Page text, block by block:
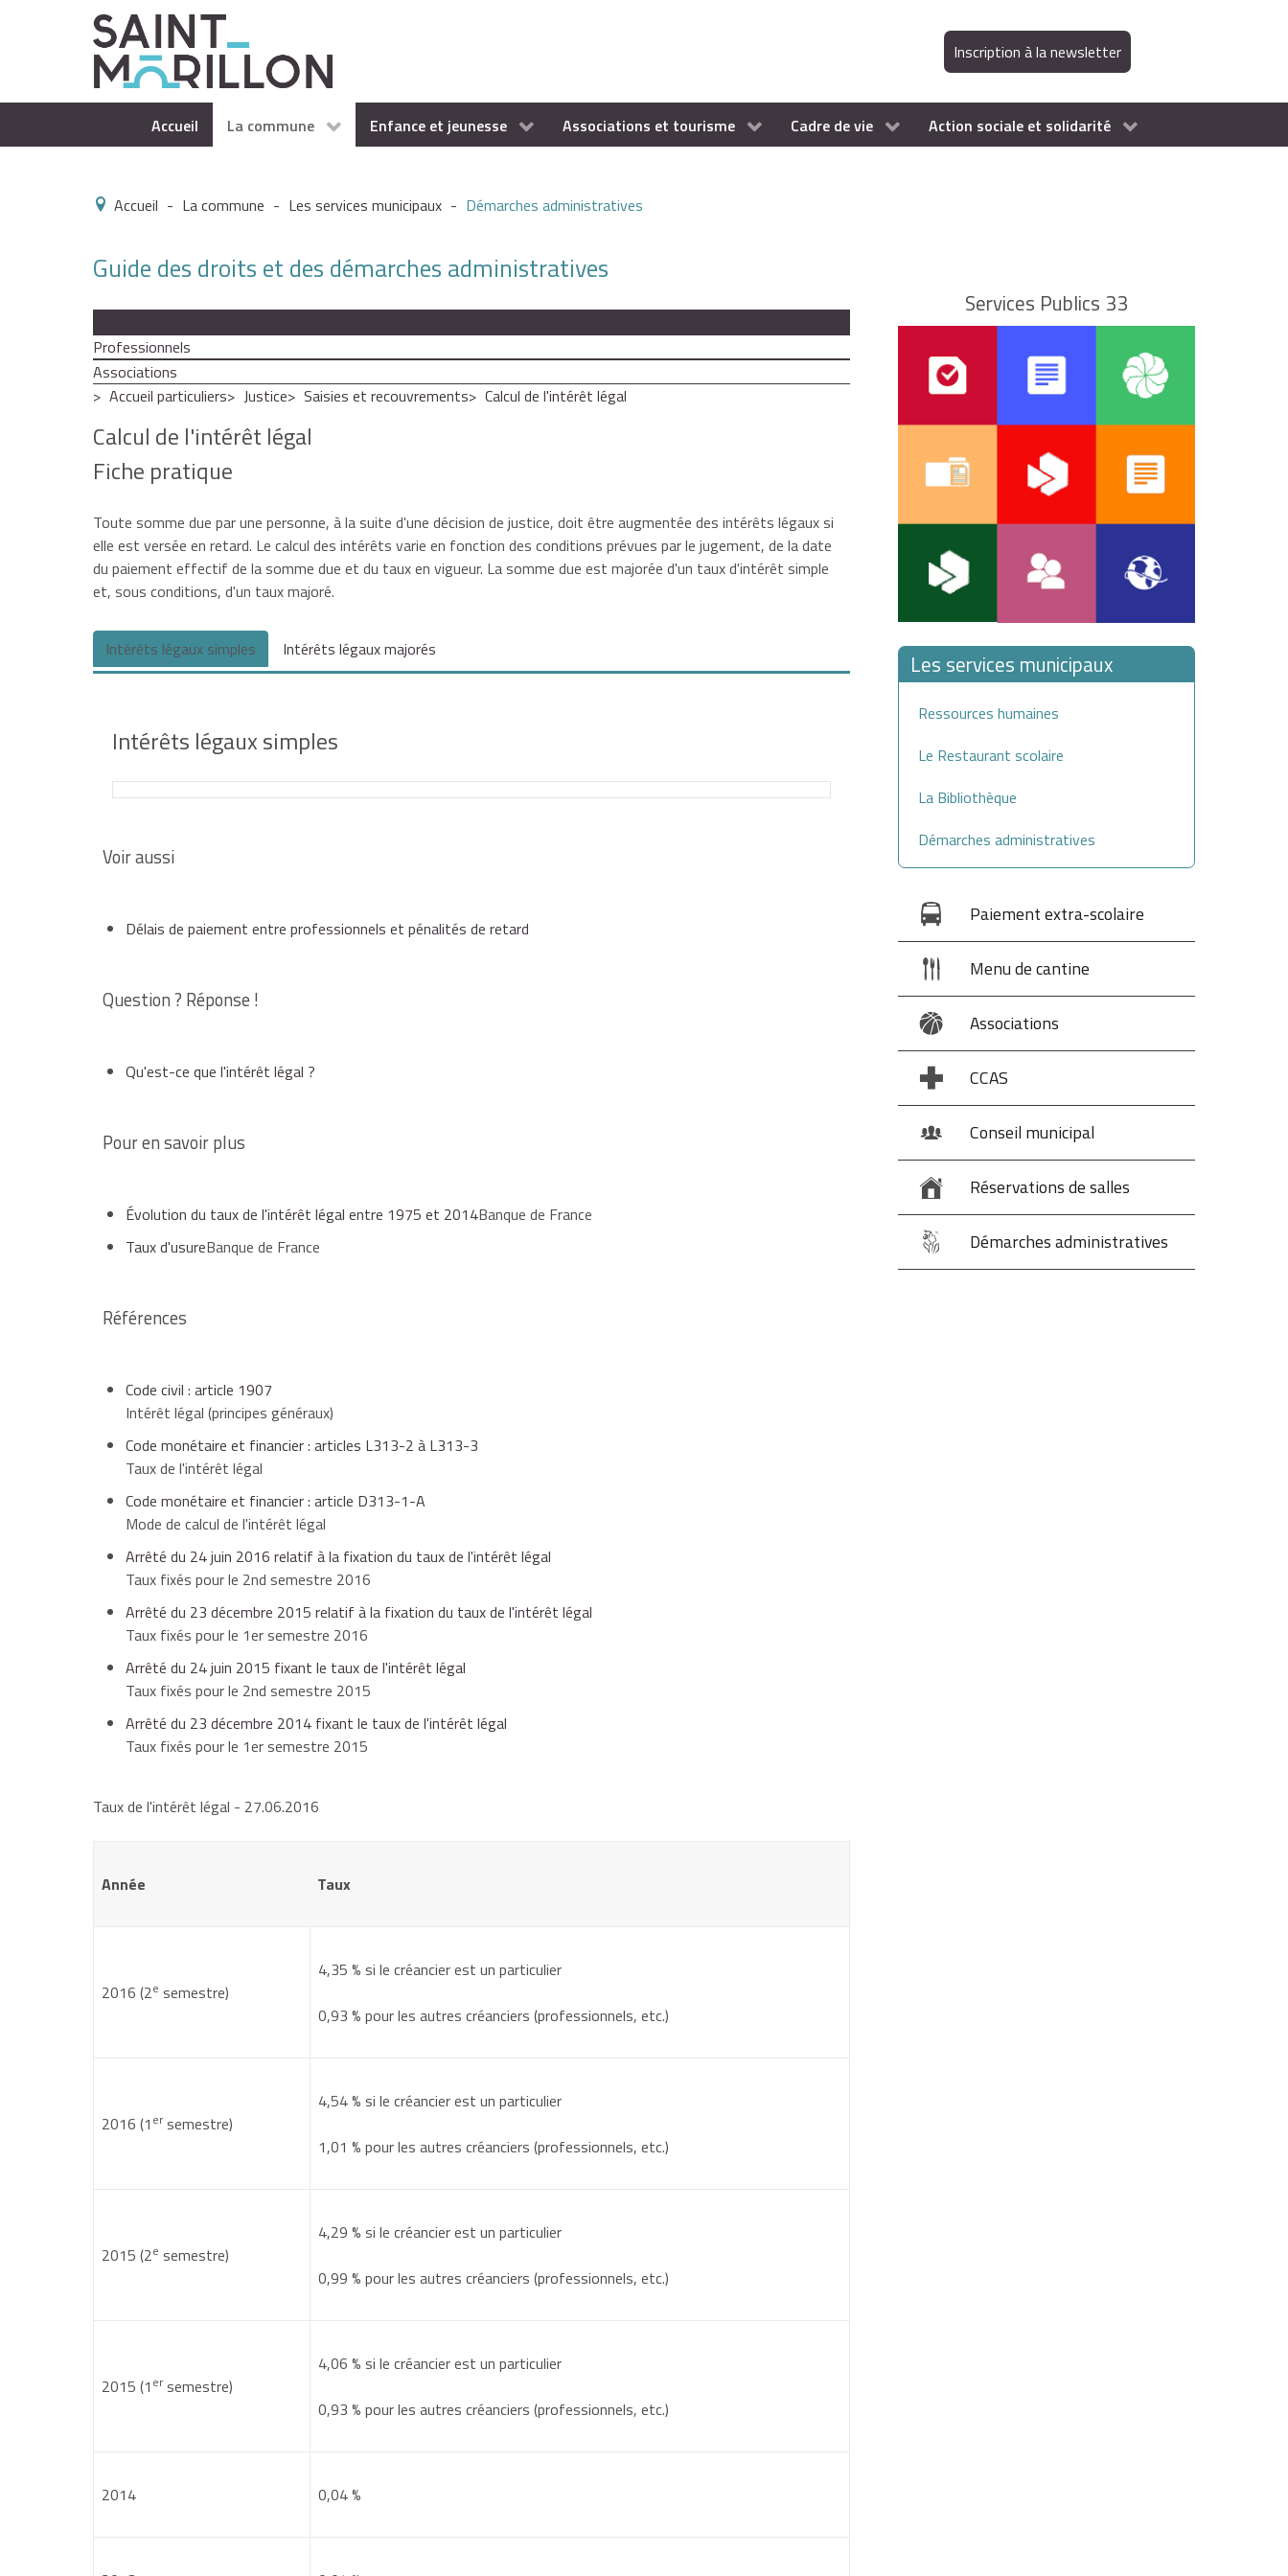
Inscription à la newsletter
Accueil La commune Enfance et jeunesse Associations et tourisme Cadre de vie Action sociale et solidarité
Accueil - La commune - Les services municipaux - Démarches administratives
Guide des droits et des démarches administratives
Professionnels
Associations
Accueil particuliers
Justice Saisies et recouvrements Calcul de l'intérêt légal
Calcul de l'intérêt légal
Fiche pratique
Toute somme due par une personne, à la suite d'une décision de justice, doit être augmentée des intérêts légaux si
elle est versée en retard. Le calcul des intérêts varie en fonction des conditions prévues par le jugement, de la date
du paiement effectif de la somme due et du taux en vigueur. La somme due est majorée d'un taux d'intérêt simple
et, sous conditions, d'un taux majoré.
Intérêts légaux simples Intérêts légaux majorés
Intérêts légaux simples
décision).
versée dans un délai de2 moissuivant la date d'application du jugement.
et par le taux applicable sur la période. Le résultat est divisé par 100 fois le nombre de jours de l'année.
2016 (2 semestre)
2015 (2esemestre)
4,29 %si le créancier est un particulier
0,99 %pour les autres créanciers (professionnels, etc.)
2015 (1 semestre)
4,06 %
0,93 %
pour les autres créanciers (professionnels, etc.)
2014 0,04 %
2013
2012 0,71 %
0,38 %
Date du jugement : 1er septembre 2014
Décision : condamnation à payer2 000 €
Taux d'intérêt légal en 2014 : 0,04% (le créancier est un particulier)
Si le débiteur s'engage à payer le 30 septembre 2014, on obtient :
Le débiteur devra rembourser2 000,06 € .
Voir aussi
Délais de paiement entre professionnels et pénalités de retard
Question ? Réponse !
Qu'est-ce que l'intérêt légal ?
Pour en savoir plus
Évolution du taux de l'intérêt légal entre 1975 et 2014Banque de France
Taux d'usureBanque de France
Références
Code civil : article 1907
Intérêt légal (principes généraux)
Code monétaire et financier : articles L313-2 à L313-3
Taux de l'intérêt légal
Code monétaire et financier : article D313-1-A
Mode de calcul de l'intérêt légal
Arrêté du 24 juin 2016 relatif à la fixation du taux de l'intérêt légal
Taux fixés pour le 2nd semestre 2016
Arrêté du 23 décembre 2015 relatif à la fixation du taux de l'intérêt légal
Taux fixés pour le 1er semestre 2016
Arrêté du 24 juin 2015 fixant le taux de l'intérêt légal
Taux fixés pour le 2nd semestre 2015
Arrêté du 23 décembre 2014 fixant le taux de l'intérêt légal
Taux fixés pour le 1er semestre 2015
Taux de l'intérêt légal - 27.06.2016
Année Taux
2016 (2e semestre)
4,35 % si le créancier est un particulier
0,93 % pour les autres créanciers (professionnels, etc.)
2016 (1 er semestre)
4,54 % si le créancier est un particulier
1,01 % pour les autres créanciers (professionnels, etc.)
2015 (2e semestre)
4,29 % si le créancier est un particulier
0,99 % pour les autres créanciers (professionnels, etc.)
2015 (1 er semestre)
4,06 % si le créancier est un particulier
0,93 % pour les autres créanciers (professionnels, etc.)
2014 0,04 %
Services Publics 33
Les services municipaux
Ressources humaines
Le Restaurant scolaire
La Bibliothèque
Démarches administratives
Paiement extra-scolaire
Menu de cantine
Associations
CCAS
Conseil municipal
Réservations de salles
Démarches administratives